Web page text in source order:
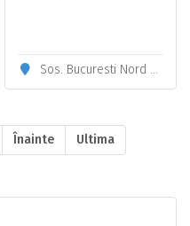
Sos. Bucuresti Nord Nr.10, Voluntari, Ilfov
Înainte Ultima